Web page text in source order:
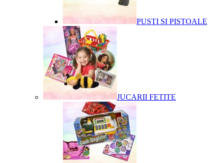
PUSTI SI PISTOALE
JUCARII FETITE